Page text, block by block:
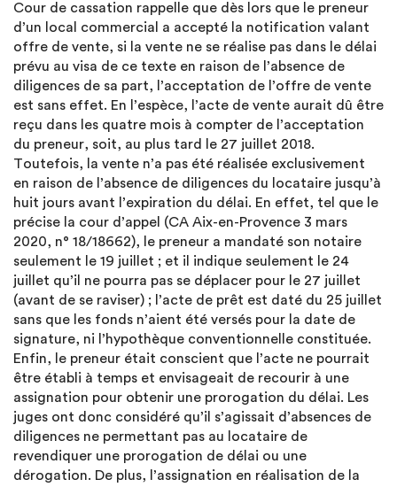
Cour de cassation rappelle que dès lors que le preneur
d’un local commercial a accepté la notification valant
offre de vente, si la vente ne se réalise pas dans le délai
prévu au visa de ce texte en raison de l’absence de
diligences de sa part, l’acceptation de l’offre de vente
est sans effet. En l’espèce, l’acte de vente aurait dû être
reçu dans les quatre mois à compter de l’acceptation
du preneur, soit, au plus tard le 27 juillet 2018.
Toutefois, la vente n’a pas été réalisée exclusivement
en raison de l’absence de diligences du locataire jusqu’à
huit jours avant l’expiration du délai. En effet, tel que le
précise la cour d’appel (CA Aix-en-Provence 3 mars
2020, n° 18/18662), le preneur a mandaté son notaire
seulement le 19 juillet ; et il indique seulement le 24
juillet qu’il ne pourra pas se déplacer pour le 27 juillet
(avant de se raviser) ; l’acte de prêt est daté du 25 juillet
sans que les fonds n’aient été versés pour la date de
signature, ni l’hypothèque conventionnelle constituée.
Enfin, le preneur était conscient que l’acte ne pourrait
être établi à temps et envisageait de recourir à une
assignation pour obtenir une prorogation du délai. Les
juges ont donc considéré qu’il s’agissait d’absences de
diligences ne permettant pas au locataire de
revendiquer une prorogation de délai ou une
dérogation. De plus, l’assignation en réalisation de la